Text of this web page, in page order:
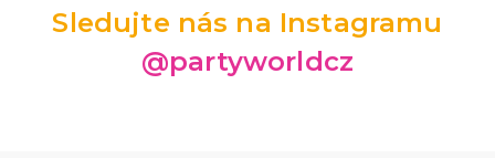
Sledujte nás na Instagramu
@partyworldcz